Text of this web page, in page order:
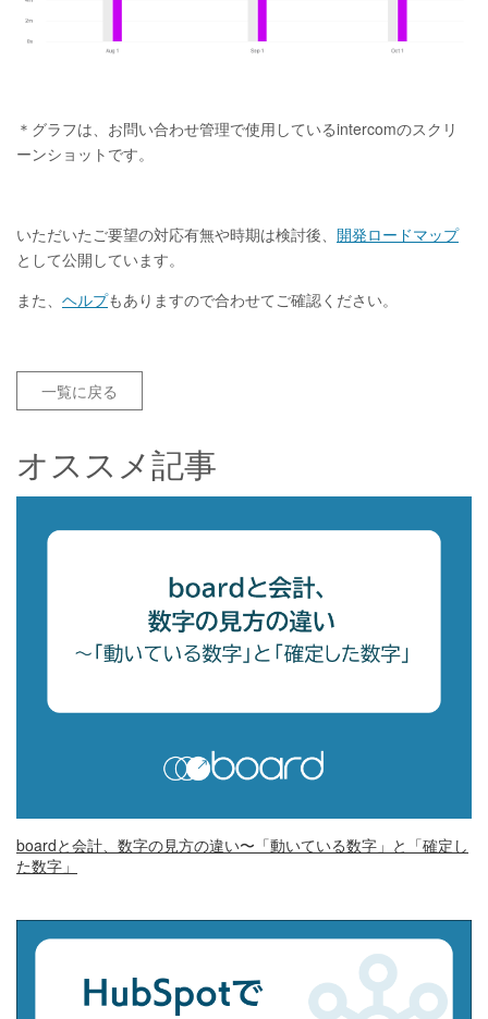
＊グラフは、お問い合わせ管理で使用しているintercomのスクリ
ーンショットです。
いただいたご要望の対応有無や時期は検討後、 開発ロードマップ
として公開しています。
また、 ヘルプもありますので合わせてご確認ください。
一覧に戻る
オススメ記事
boardと会計、数字の見方の違い〜「動いている数字」と「確定し
た数字」